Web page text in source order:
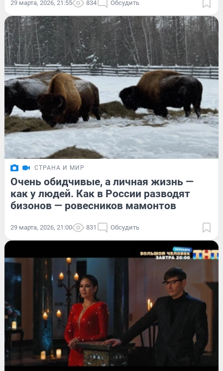
29 марта, 2026, 21:55 834 Обсудить
СТРАНА И МИР
Очень обидчивые, а личная жизнь —
как у людей. Как в России разводят
бизонов — ровесников мамонтов
29 марта, 2026, 21:00 831 Обсудить